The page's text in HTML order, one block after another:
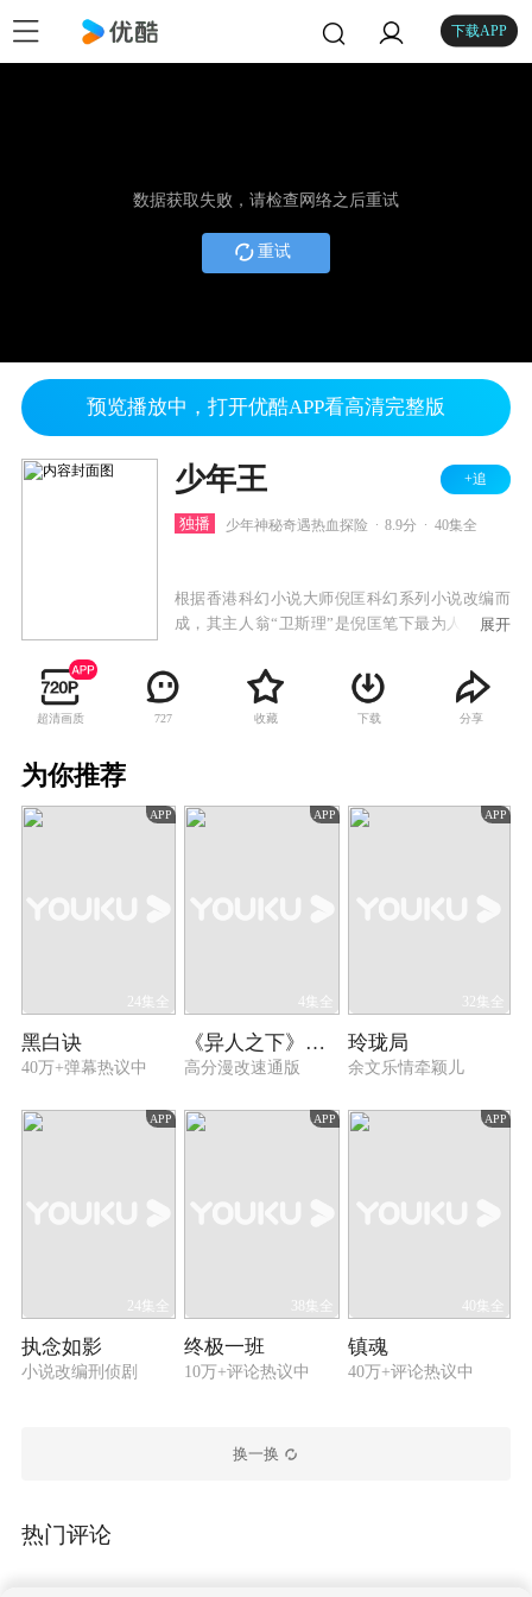
下载APP
数据获取失败，请检查网络之后重试
重试
预览播放中，打开优酷APP看高清完整版
少年王 +追
独播 少年神秘奇遇热血探险 8.9分 40集全
根据香港科幻小说大师倪匡科幻系列小说改编而
成，其主人翁“卫斯理”是倪匡笔下最为人熟知且
他和外星人的接触相处，更令人啧啧称奇。这部
《少年王》把故事搬迁到民国初年，以著名的“东
陵古墓事件”为引子，在无所约束的时空中想象驰
影、百里杜鹃、红岩天书、蓝色情迷四个单元。
展开
超清画质 727 收藏 下载 分享
为你推荐
APP
24集全
黑白诀
40万+弹幕热议中
APP
4集全
《异人之下》回顾特辑
高分漫改速通版
APP
32集全
玲珑局
余文乐情牵颖儿
APP
24集全
执念如影
小说改编刑侦剧
APP
38集全
终极一班
10万+评论热议中
APP
40集全
镇魂
40万+评论热议中
换一换
热门评论